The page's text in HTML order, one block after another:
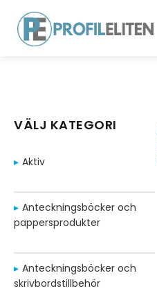
VÄLJ KATEGORI
Aktiv
Anteckningsböcker och
pappersprodukter
Anteckningsböcker och
skrivbordstillbehör